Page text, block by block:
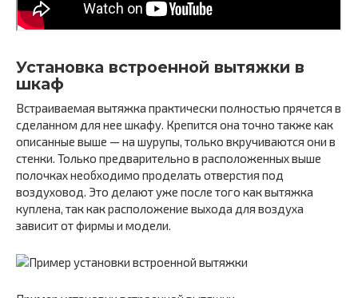
Установка встроенной вытяжки в
шкаф
Встраиваемая вытяжка практически полностью прячется в
сделанном для нее шкафу. Крепится она точно также как
описанные выше — на шурупы, только вкручиваются они в
стенки. Только предварительно в расположенных выше
полочках необходимо проделать отверстия под
воздуховод. Это делают уже после того как вытяжка
куплена, так как расположение выхода для воздуха
зависит от фирмы и модели.